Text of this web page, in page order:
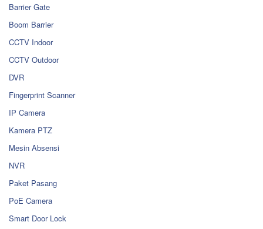
Barrier Gate
Boom Barrier
CCTV Indoor
CCTV Outdoor
DVR
Fingerprint Scanner
IP Camera
Kamera PTZ
Mesin Absensi
NVR
Paket Pasang
PoE Camera
Smart Door Lock